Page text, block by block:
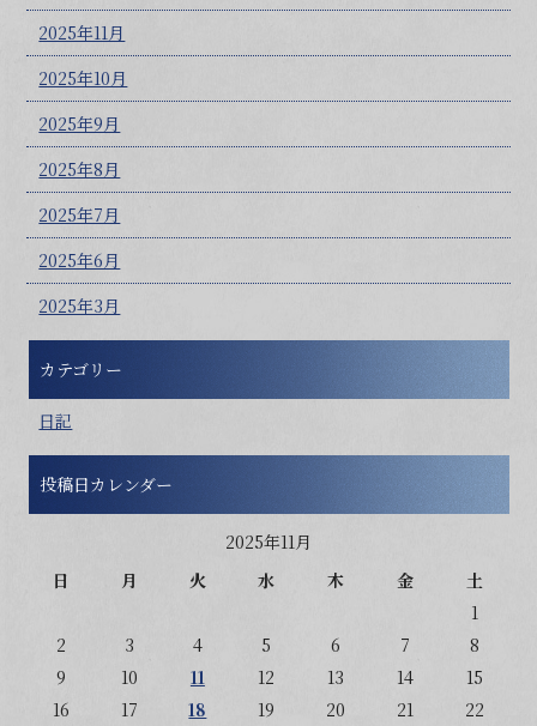
2025年11月
2025年10月
2025年9月
2025年8月
2025年7月
2025年6月
2025年3月
カテゴリー
日記
投稿日カレンダー
2025年11月
日
月 火 水 木 金
土
1
2
3 4 5 6 7
8
9
10 11 12 13 14
15
16
17 18 19 20 21 22